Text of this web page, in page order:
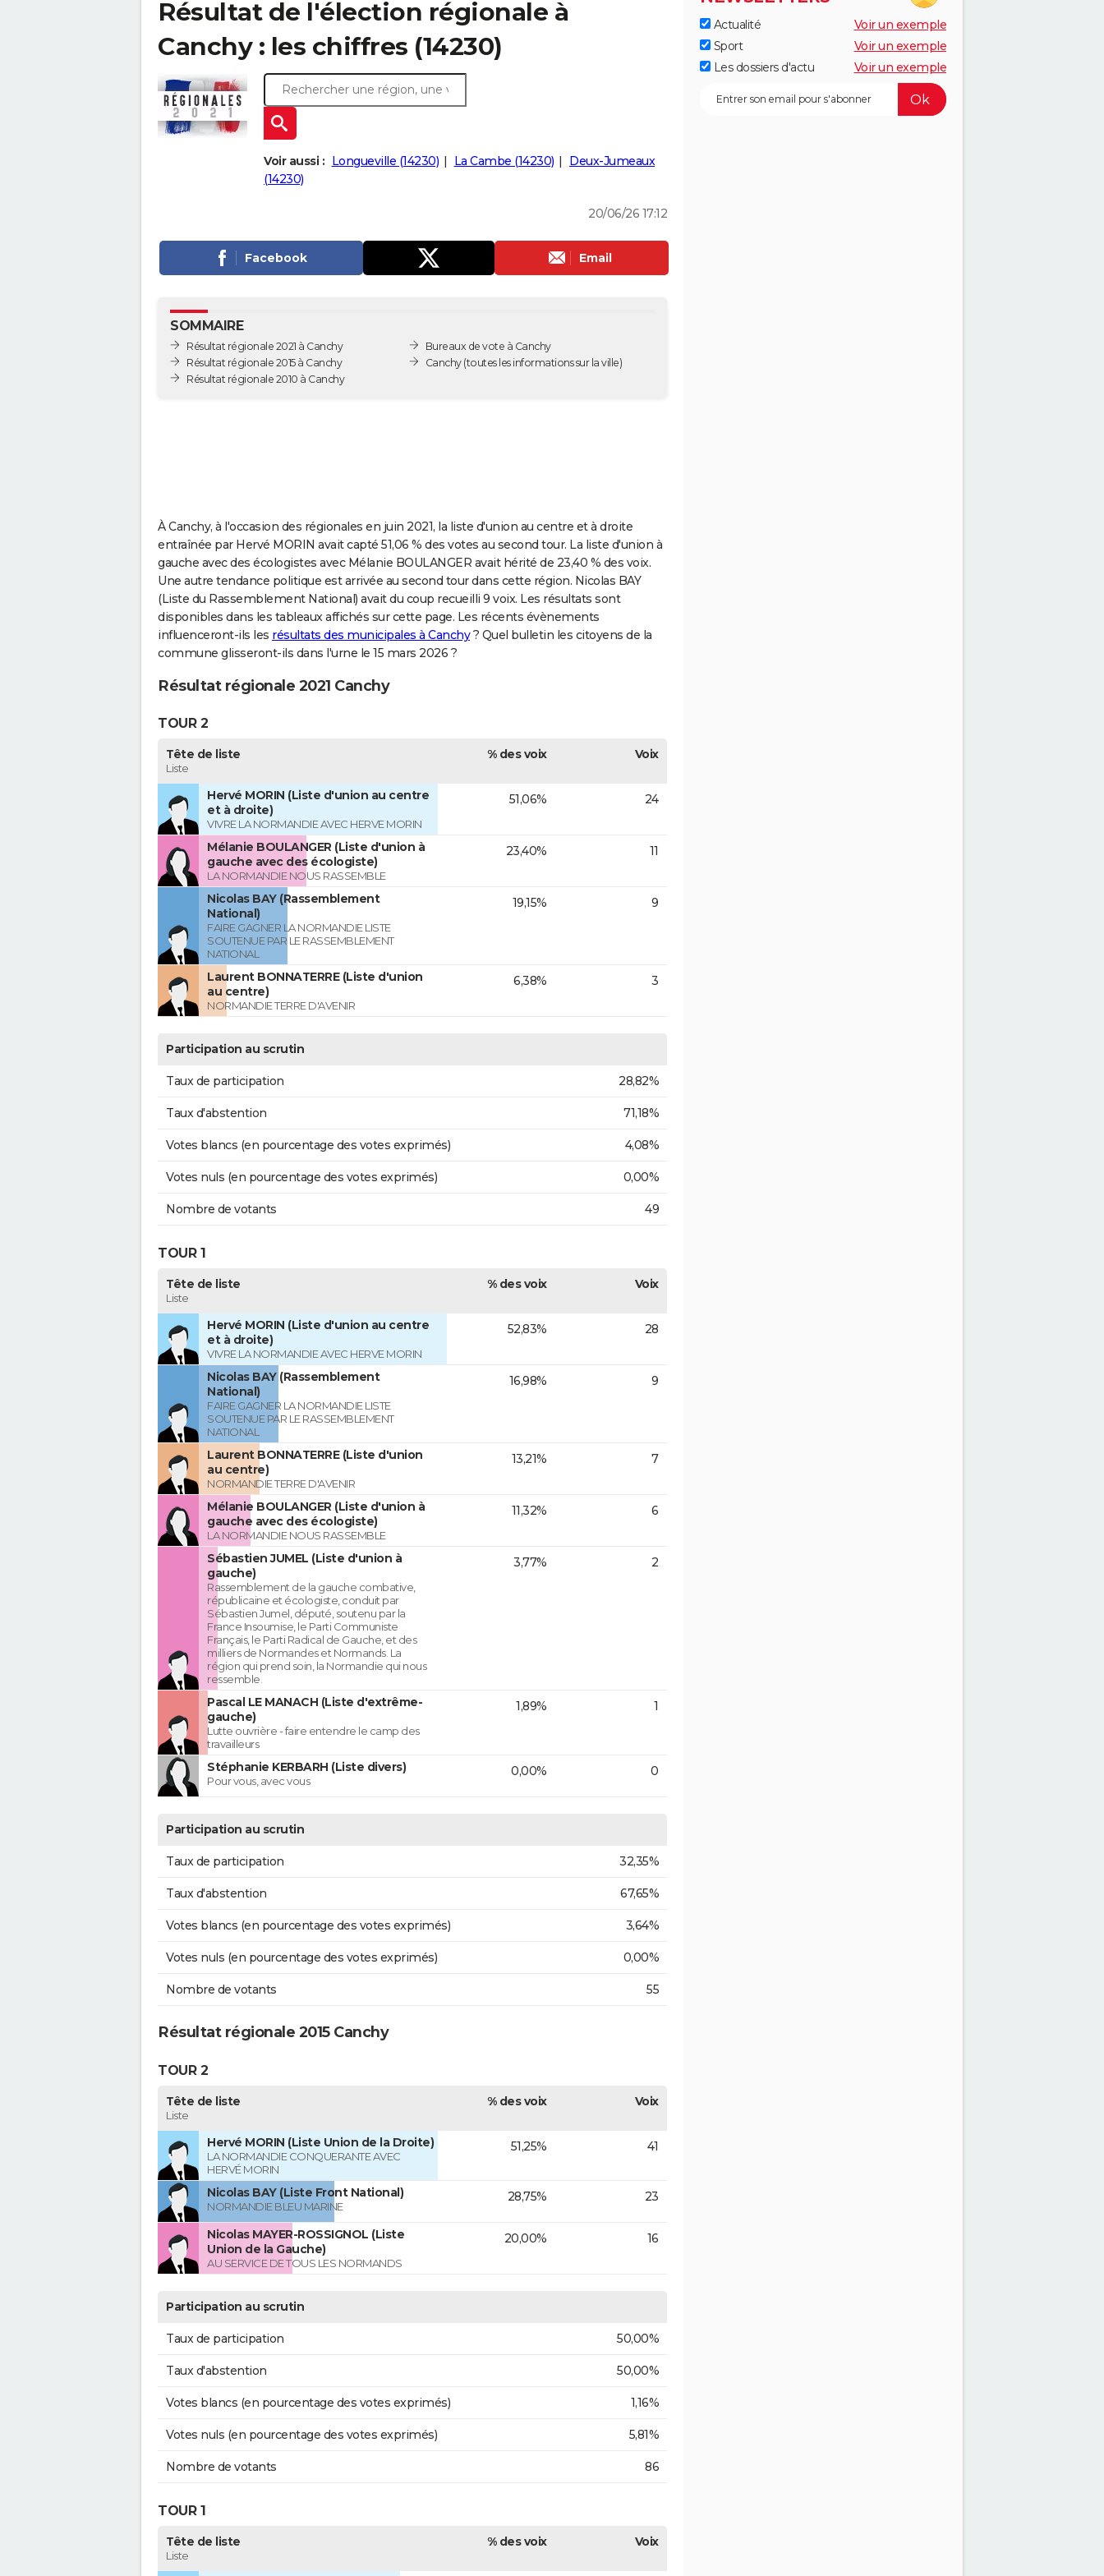
Résultat de l'élection régionale à
Canchy : les chiffres (14230)
Voir aussi : Longueville (14230) La Cambe (14230)
Deux-Jumeaux
(14230)
20/06/26 17:12
Facebook Email
SOMMAIRE
Résultat régionale 2021 à Canchy
Résultat régionale 2015 à Canchy
Résultat régionale 2010 à Canchy
Bureaux de vote à Canchy
Canchy(toutes les informations sur la ville)
À Canchy, à l'occasion des régionales en juin 2021, la liste d'union au centre et à droite
entraînée par Hervé MORIN avait capté 51,06 % des votes au second tour. La liste d'union à
gauche avec des écologistes avec Mélanie BOULANGER avait hérité de 23,40 % des voix.
Une autre tendance politique est arrivée au second tour dans cette région. Nicolas BAY
(Liste du Rassemblement National) avait du coup recueilli 9 voix. Les résultats sont
disponibles dans les tableaux affichés sur cette page. Les récents évènements
influenceront-ils les résultats des municipales à Canchy? Quel bulletin les citoyens de la
commune glisseront-ils dans l'urne le 15 mars 2026 ?
Résultat régionale 2021 Canchy
TOUR 2
Tête de liste
Liste
% des voix Voix
Hervé MORIN (Liste d'union au centre
et à droite)
VIVRE LA NORMANDIE AVEC HERVE MORIN
51,06% 24
Mélanie BOULANGER (Liste d'union à
gauche avec des écologiste)
LA NORMANDIE NOUS RASSEMBLE
23,40% 11
Nicolas BAY (Rassemblement
National)
FAIRE GAGNER LA NORMANDIE LISTE
SOUTENUE PAR LE RASSEMBLEMENT
NATIONAL
19,15% 9
Laurent BONNATERRE (Liste d'union
au centre)
NORMANDIE TERRE D'AVENIR
6,38% 3
Participation au scrutin
Taux de participation 28,82%
Taux d'abstention 71,18%
Votes blancs (en pourcentage des votes exprimés) 4,08%
Votes nuls (en pourcentage des votes exprimés) 0,00%
Nombre de votants 49
TOUR 1
Tête de liste
Liste
% des voix Voix
Hervé MORIN (Liste d'union au centre
et à droite)
VIVRE LA NORMANDIE AVEC HERVE MORIN
52,83% 28
Nicolas BAY (Rassemblement
National)
FAIRE GAGNER LA NORMANDIE LISTE
SOUTENUE PAR LE RASSEMBLEMENT
NATIONAL
16,98% 9
Laurent BONNATERRE (Liste d'union
au centre)
NORMANDIE TERRE D'AVENIR
13,21% 7
Mélanie BOULANGER (Liste d'union à
gauche avec des écologiste)
LA NORMANDIE NOUS RASSEMBLE
11,32% 6
Sébastien JUMEL (Liste d'union à
gauche)
Rassemblement de la gauche combative,
républicaine et écologiste, conduit par
Sébastien Jumel, député, soutenu par la
France Insoumise, le Parti Communiste
Français, le Parti Radical de Gauche, et des
milliers de Normandes et Normands. La
région qui prend soin, la Normandie qui nous
ressemble.
3,77% 2
Pascal LE MANACH (Liste d'extrême-
gauche)
Lutte ouvrière - faire entendre le camp des
travailleurs
1,89% 1
Stéphanie KERBARH (Liste divers)
Pour vous, avec vous
0,00% 0
Participation au scrutin
Taux de participation 32,35%
Taux d'abstention 67,65%
Votes blancs (en pourcentage des votes exprimés) 3,64%
Votes nuls (en pourcentage des votes exprimés) 0,00%
Nombre de votants 55
Résultat régionale 2015 Canchy
TOUR 2
Tête de liste
Liste
% des voix Voix
Hervé MORIN (Liste Union de la Droite)
LA NORMANDIE CONQUERANTE AVEC
HERVÉ MORIN
51,25% 41
Nicolas BAY (Liste Front National)
NORMANDIE BLEU MARINE
28,75% 23
Nicolas MAYER-ROSSIGNOL (Liste
Union de la Gauche)
AU SERVICE DE TOUS LES NORMANDS
20,00% 16
Participation au scrutin
Taux de participation 50,00%
Taux d'abstention 50,00%
Votes blancs (en pourcentage des votes exprimés) 1,16%
Votes nuls (en pourcentage des votes exprimés) 5,81%
Nombre de votants 86
TOUR 1
Tête de liste
Liste
% des voix Voix
Actualité
Voir un exemple
Sport
Voir un exemple
Les dossiers d'actu
Voir un exemple